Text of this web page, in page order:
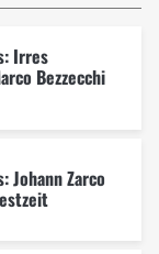
Irres
Bezzecchi
Johann Zarco